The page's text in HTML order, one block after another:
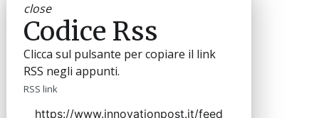
close
Codice Rss
Clicca sul pulsante per copiare il link
RSS negli appunti.
RSS link